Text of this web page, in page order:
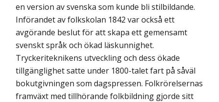
en version av svenska som kunde bli stilbildande.
Införandet av folkskolan 1842 var också ett
avgörande beslut för att skapa ett gemensamt
svenskt språk och ökad läskunnighet.
Tryckeriteknikens utveckling och dess ökade
tillgänglighet satte under 1800-talet fart på såväl
bokutgivningen som dagspressen. Folkrörelsernas
framväxt med tillhörande folk­bildning gjorde sitt